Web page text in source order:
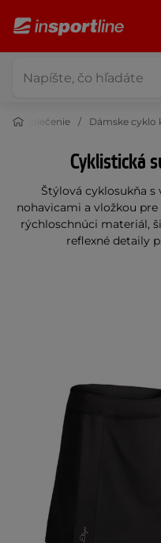
oblečenie Dámske cyklo
Cyklistická
Štýlová cyklosukňa
nohavicami a vložkou
rýchloschnúci materiál,
reflexné detaily